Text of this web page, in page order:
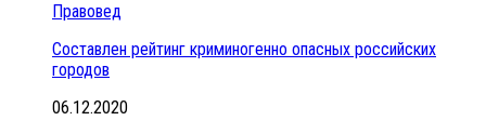
Правовед
Составлен рейтинг криминогенно опасных российских
городов
06.12.2020